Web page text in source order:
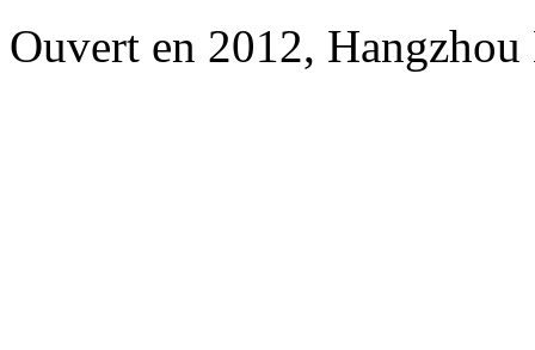
Ouvert en 2012,